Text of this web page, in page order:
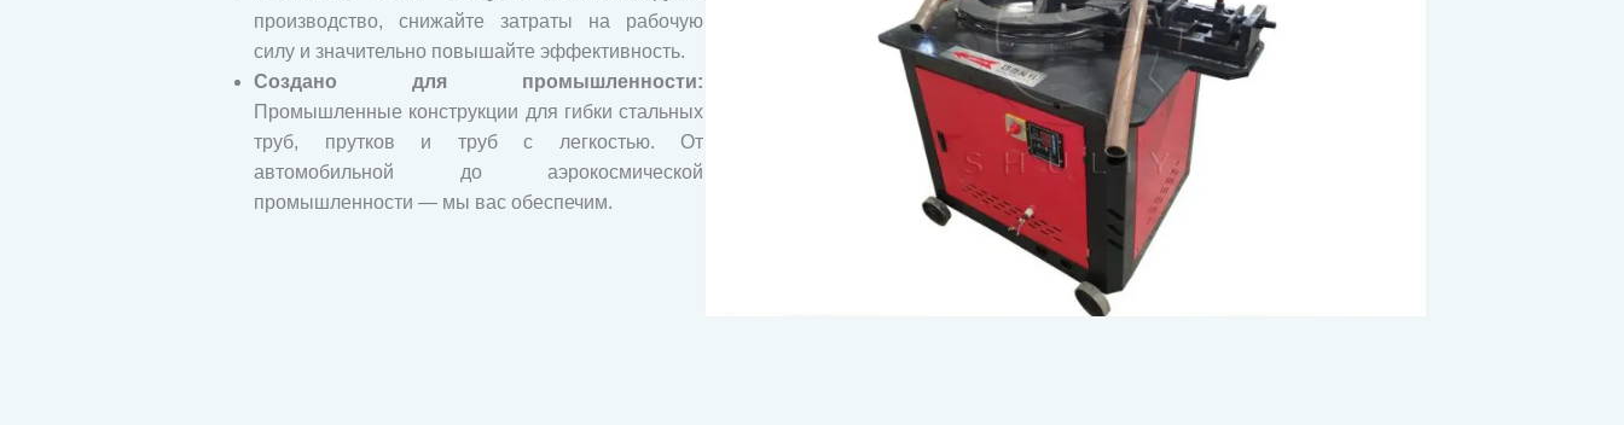
производство, снижайте затраты на рабочую
силу и значительно повышайте эффективность.
Создано для промышленности:
Промышленные конструкции для гибки стальных
труб, прутков и труб с легкостью. От
автомобильной до аэрокосмической
промышленности — мы вас обеспечим.